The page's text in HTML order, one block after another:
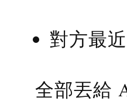
對方最
全部丟給